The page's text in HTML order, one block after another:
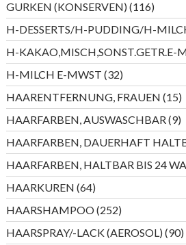
GURKEN (KONSERVEN) 116116
H-DESSERTS/H-PUDDING/H-
H-KAKAO,MISCH,SONST.GETR.E-
H-MILCH E-MWST 3232
Produkte
HAARENTFERNUNG, FRAUEN 1515
HAARFARBEN, AUSWASCHBAR 99
HAARFARBEN, DAUERHAFT
HAARFARBEN, HALTBAR BIS 24
HAARKUREN 6464
Produkte
HAARSHAMPOO 252252
Produkte
HAARSPRAY/-LACK (AEROSOL) 9090